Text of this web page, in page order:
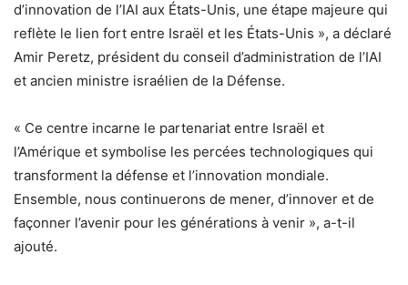
d’innovation de l’IAI aux États-Unis, une étape majeure qui
reflète le lien fort entre Israël et les États-Unis », a déclaré
Amir Peretz, président du conseil d’administration de l’IAI
et ancien ministre israélien de la Défense.
« Ce centre incarne le partenariat entre Israël et
l’Amérique et symbolise les percées technologiques qui
transforment la défense et l’innovation mondiale.
Ensemble, nous continuerons de mener, d’innover et de
façonner l’avenir pour les générations à venir », a-t-il
ajouté.